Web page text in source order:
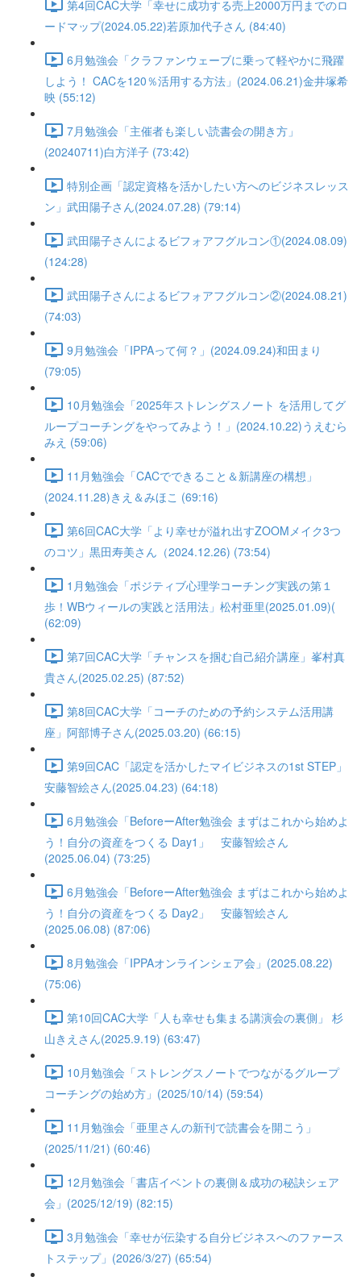
第4回CAC大学「幸せに成功する売上2000万円までのロ
ードマップ(2024.05.22)若原加代子さん (84:40)
6月勉強会「クラファンウェーブに乗って軽やかに飛躍
しよう！ CACを120％活用する方法」(2024.06.21)金井塚希
映 (55:12)
7月勉強会「主催者も楽しい読書会の開き方」
(20240711)白方洋子 (73:42)
特別企画「認定資格を活かしたい方へのビジネスレッス
ン」武田陽子さん(2024.07.28) (79:14)
武田陽子さんによるビフォアフグルコン①(2024.08.09)
(124:28)
武田陽子さんによるビフォアフグルコン②(2024.08.21)
(74:03)
9月勉強会「IPPAって何？」(2024.09.24)和田まり
(79:05)
10月勉強会「2025年ストレングスノート を活用してグ
ループコーチングをやってみよう！」(2024.10.22)うえむら
みえ (59:06)
11月勉強会「CACでできること＆新講座の構想」
(2024.11.28)きえ＆みほこ (69:16)
第6回CAC大学「より幸せが溢れ出すZOOMメイク3つ
のコツ」黒田寿美さん（2024.12.26) (73:54)
1月勉強会「ポジティブ心理学コーチング実践の第１
歩！WBウィールの実践と活用法」松村亜里(2025.01.09)(
(62:09)
第7回CAC大学「チャンスを掴む自己紹介講座」峯村真
貴さん(2025.02.25) (87:52)
第8回CAC大学「コーチのための予約システム活用講
座」阿部博子さん(2025.03.20) (66:15)
第9回CAC「認定を活かしたマイビジネスの1st STEP」
安藤智絵さん(2025.04.23) (64:18)
6月勉強会「BeforeーAfter勉強会 まずはこれから始めよ
う！自分の資産をつくる Day1」 安藤智絵さん
(2025.06.04) (73:25)
6月勉強会「BeforeーAfter勉強会 まずはこれから始めよ
う！自分の資産をつくる Day2」 安藤智絵さん
(2025.06.08) (87:06)
8月勉強会「IPPAオンラインシェア会」(2025.08.22)
(75:06)
第10回CAC大学「人も幸せも集まる講演会の裏側」 杉
山きえさん(2025.9.19) (63:47)
10月勉強会「ストレングスノートでつながるグループ
コーチングの始め方」(2025/10/14) (59:54)
11月勉強会「亜里さんの新刊で読書会を開こう」
(2025/11/21) (60:46)
12月勉強会「書店イベントの裏側＆成功の秘訣シェア
会」(2025/12/19) (82:15)
3月勉強会「幸せが伝染する自分ビジネスへのファース
トステップ」(2026/3/27) (65:54)